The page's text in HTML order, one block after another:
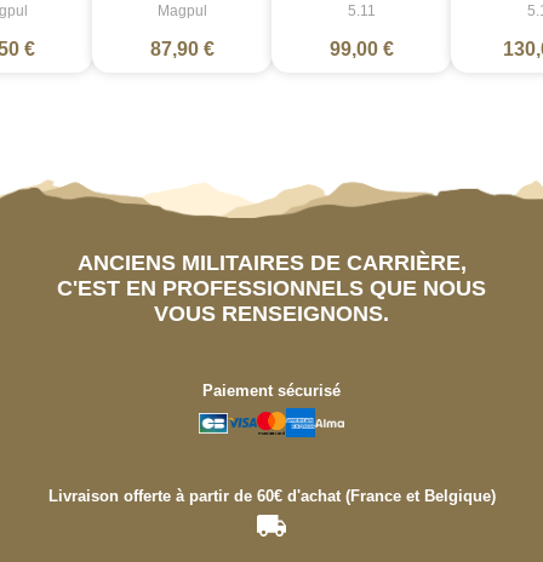
€
Magpul
87,90 €
5.11
99,00 €
ANCIENS MILITAIRES DE CARRIÈRE,
C'EST EN PROFESSIONNELS QUE NOUS
VOUS RENSEIGNONS.
Paiement sécurisé
Livraison offerte à partir de 60€ d'achat (France et Belgique)